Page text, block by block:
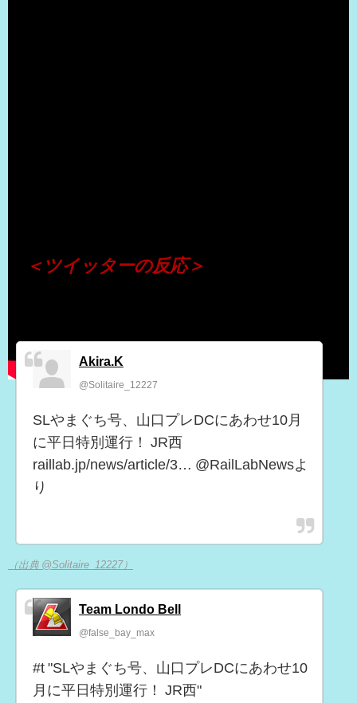
＜ツイッターの反応＞
Akira.K
@Solitaire_12227
SLやまぐち号、山口プレDCにあわせ10月
に平日特別運行！ JR西
raillab.jp/news/article/3… @RailLabNewsよ
り
（出典 @Solitaire_12227）
Team Londo Bell
@false_bay_max
#t "SLやまぐち号、山口プレDCにあわせ10
月に平日特別運行！ JR西"